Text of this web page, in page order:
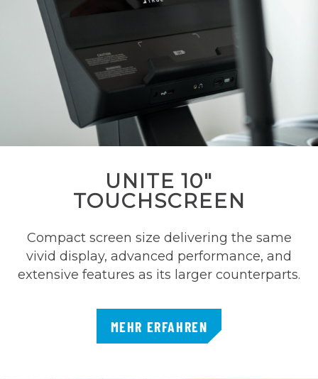
UNITE 10"
TOUCHSCREEN
Compact screen size delivering the same
vivid display, advanced performance, and
extensive features as its larger counterparts.
MEHR ERFAHREN